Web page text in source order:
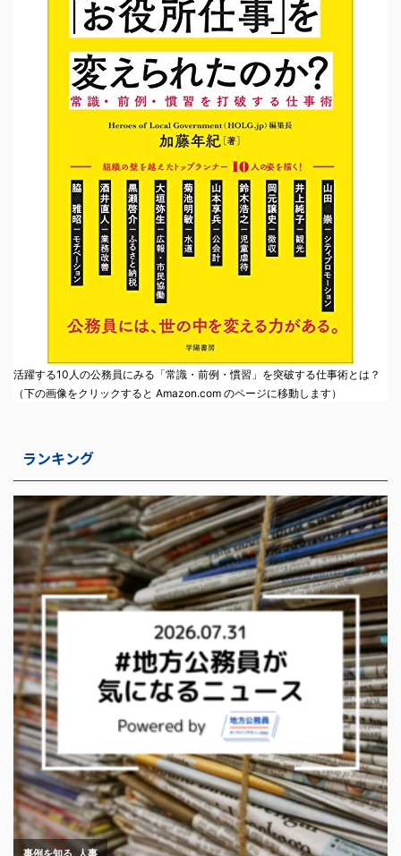
活躍する10人の公務員にみる「常識・前例・慣習」を突破する仕事術とは？
（下の画像をクリックすると Amazon.com のページに移動します）
ランキング